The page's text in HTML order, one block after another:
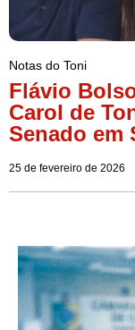
Notas do Toni
Flávio
Carol de
Senado em
25 de fevereiro de 2026